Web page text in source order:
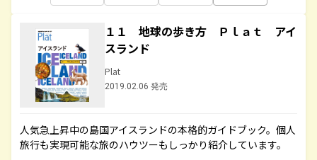
１１ 地球の歩き方 Ｐｌａｔ アイ
スランド
Plat
2019.02.06 発売
人気急上昇中の島国アイスランドの本格的ガイドブック。個人
旅行も実現可能な旅のハウツーもしっかり紹介しています。